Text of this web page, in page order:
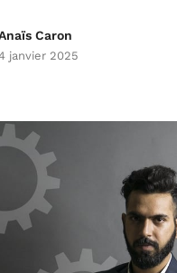
Caron
janvier 2025